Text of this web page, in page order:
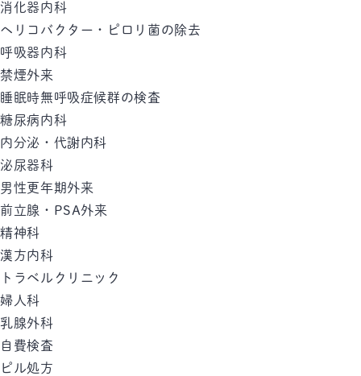
消化器内科
ヘリコバクター・ピロリ菌の除去
呼吸器内科
禁煙外来
睡眠時無呼吸症候群の検査
糖尿病内科
内分泌・代謝内科
泌尿器科
男性更年期外来
前立腺・PSA外来
精神科
漢方内科
トラベルクリニック
婦人科
乳腺外科
自費検査
ピル処方